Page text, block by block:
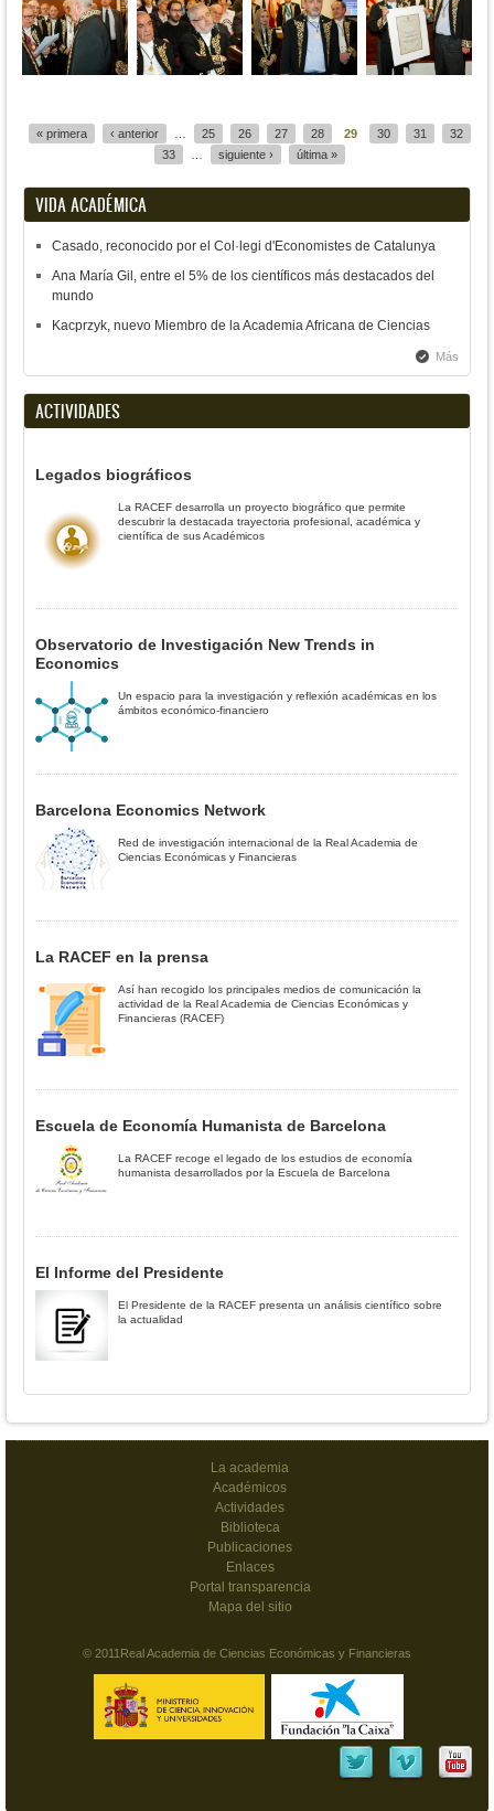
« primera ‹ anterior 25 26 27 28 29 30 31
32
33
siguiente › última »
VIDA ACADÉMICA
Casado, reconocido por el Col·legi d'Economistes de Catalunya
Ana María Gil, entre el 5% de los científicos más destacados del
mundo
Kacprzyk, nuevo Miembro de la Academia Africana de Ciencias
Más
ACTIVIDADES
Legados biográficos
La RACEF desarrolla un proyecto biográfico que permite
descubrir la destacada trayectoria profesional, académica y
científica de sus Académicos
Observatorio de Investigación New Trends in
Economics
Un espacio para la investigación y reflexión académicas en los
ámbitos económico-financiero
Barcelona Economics Network
Red de investigación internacional de la Real Academia de
Ciencias Económicas y Financieras
La RACEF en la prensa
Así han recogido los principales medios de comunicación la
actividad de la Real Academia de Ciencias Económicas y
Financieras (RACEF)
Escuela de Economía Humanista de Barcelona
La RACEF recoge el legado de los estudios de economía
humanista desarrollados por la Escuela de Barcelona
El Informe del Presidente
El Presidente de la RACEF presenta un análisis científico sobre
la actualidad
La academia
Académicos
Actividades
Biblioteca
Publicaciones
Enlaces
Portal transparencia
Mapa del sitio
© 2011Real Academia de Ciencias Económicas y Financieras